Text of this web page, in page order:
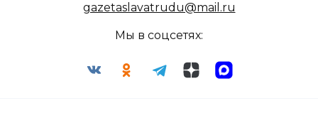
gazetaslavatrudu@mail.ru
Мы в соцсетях: